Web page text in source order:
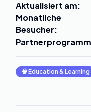
Aktualisiert am:
Monatliche
Besucher:
Partnerprogramm
🧠 Education & Learning